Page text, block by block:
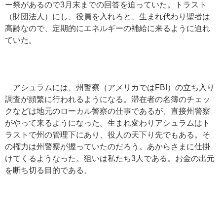
ー祭があるので3月末までの回答を迫っていた。トラスト
（財団法人）にし、役員を入れろと、生まれ代わり聖者は
高齢なので、定期的にエネルギーの補給に来るように迫れ
ていた。
アシュラムには、州警察（アメリカではFBI）の立ち入り
調査が頻繁に行われるようになる。滞在者の名簿のチェッ
クなどは地元のローカル警察の仕事であるが、直接州警察
がやって来るようになった。生まれ変わりアシュラムはト
ラストで州の管理下にあり、役人の天下り先でもある。そ
の権力は州警察が握っていたのだろう。あからさまに仕掛
けてくるようなった。狙いは私たち3人である。お金の出元
を断ち切る目的である。